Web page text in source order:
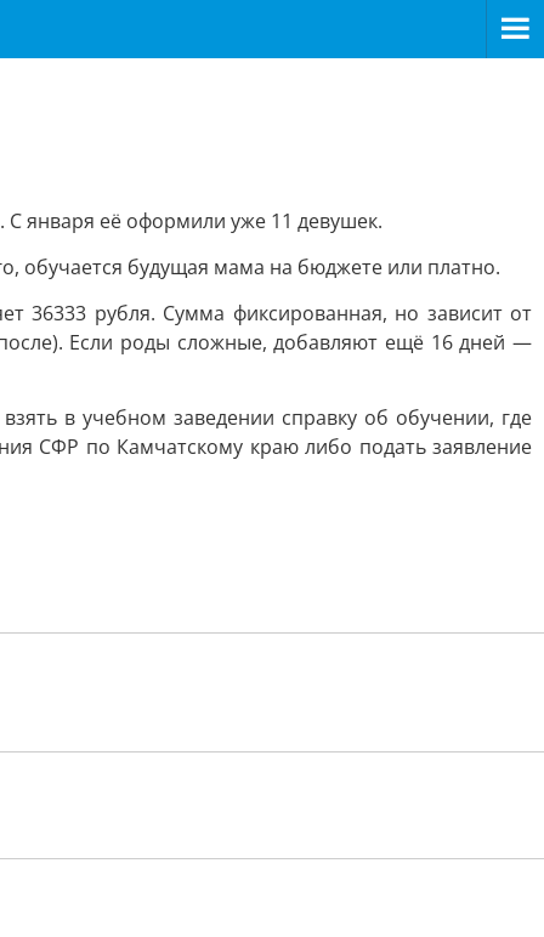
С января её оформили уже 11 девушек.
обучается будущая мама на бюджете или платно.
36333 рубля. Сумма фиксированная, но зависит от
Если роды сложные, добавляют ещё 16 дней —
в учебном заведении справку об обучении, где
СФР по Камчатскому краю либо подать заявление